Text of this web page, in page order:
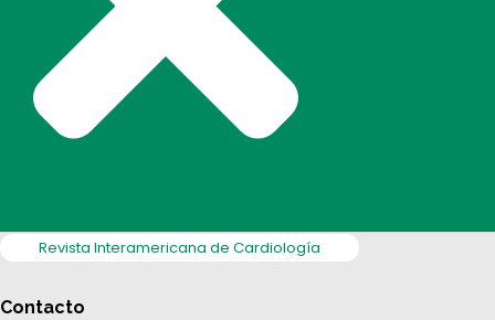
Revista Interamericana de Cardiología
Contacto